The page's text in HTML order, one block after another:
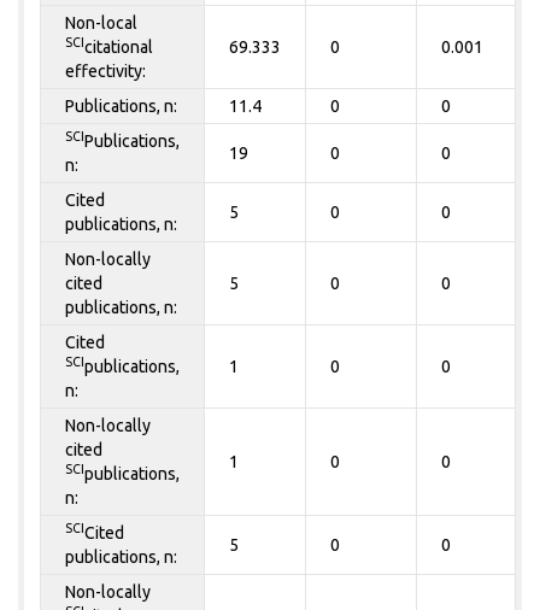
Non-local
SCIcitational
effectivity:
69.333 0 0.001
Publications, n: 11.4 0 0
SCIPublications,
n:
19 0 0
Cited
publications, n:
5 0 0
Non-locally
cited
publications, n:
5 0 0
Cited
SCIpublications,
n:
1 0 0
Non-locally
cited
SCIpublications,
n:
1 0 0
SCICited
publications, n:
5 0 0
Non-locally